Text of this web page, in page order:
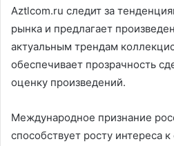
Aztlcom.ru следит за
рынка и предлагает
актуальным трендам
обеспечивает прозрачность
оценку произведений.
Международное признание
способствует росту интереса